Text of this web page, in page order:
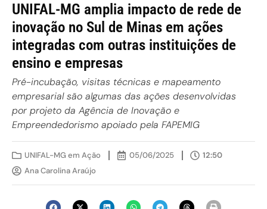
UNIFAL-MG amplia impacto de rede de
inovação no Sul de Minas em ações
integradas com outras instituições de
ensino e empresas
Pré-incubação, visitas técnicas e mapeamento
empresarial são algumas das ações desenvolvidas
por projeto da Agência de Inovação e
Empreendedorismo apoiado pela FAPEMIG
UNIFAL-MG em Ação 05/06/2025
12:50
Ana Carolina Araújo